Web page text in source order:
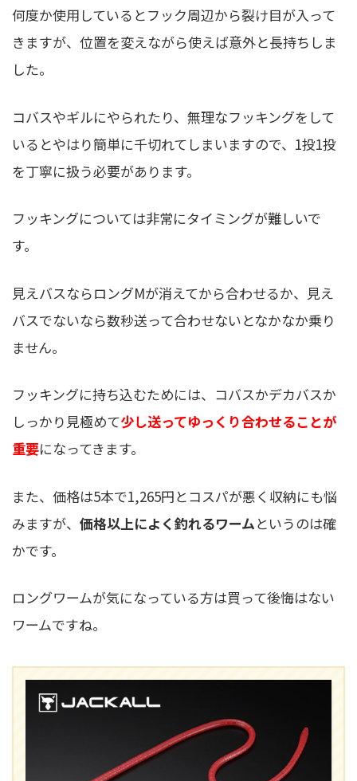
何度か使用しているとフック周辺から裂け目が入って
きますが、位置を変えながら使えば意外と長持ちしま
した。
コバスやギルにやられたり、無理なフッキングをして
いるとやはり簡単に千切れてしまいますので、1投1投
を丁寧に扱う必要があります。
フッキングについては非常にタイミングが難しいで
す。
見えバスならロングMが消えてから合わせるか、見え
バスでないなら数秒送って合わせないとなかなか乗り
ません。
フッキングに持ち込むためには、コバスかデカバスか
しっかり見極めて少し送ってゆっくり合わせることが
重要になってきます。
また、価格は5本で1,265円とコスパが悪く収納にも悩
みますが、 価格以上によく釣れるワームというのは確
かです。
ロングワームが気になっている方は買って後悔はない
ワームですね。